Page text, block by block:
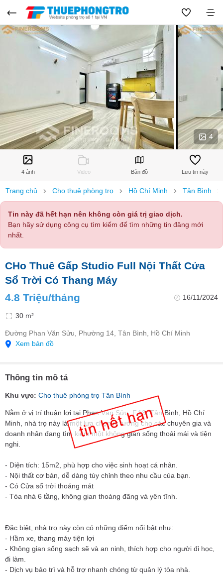
4
4 ảnh Video Bản đồ Lưu tin này
Trang chủ Cho thuê phòng trọ Hồ Chí Minh Tân Bình
Tin này đã hết hạn nên không còn giá trị giao dịch.
Bạn hãy sử dụng công cụ tìm kiếm để tìm những tin đăng mới
nhất.
CHo Thuê Gấp Studio Full Nội Thất Cửa
Sổ Trời Có Thang Máy
4.8 Triệu/tháng
16/11/2024
30 m²
Đường Phan Văn Sửu, Phường 14, Tân Bình, Hồ Chí Minh
Xem bản đồ
Thông tin mô tả
Khu vực: Cho thuê phòng trọ Tân Bình
Nằm ở vị trí thuận lợi tại Phan Văn Sửu, F.13, Tân Bình, Hồ Chí
Minh, nhà trọ này là một lựa chọn lý tưởng cho các chuyên gia và
doanh nhân đang tìm kiếm một không gian sống thoải mái và tiện
nghi.
- Diện tích: 15m2, phù hợp cho việc sinh hoạt cá nhân.
- Nội thất cơ bản, dễ dàng tùy chỉnh theo nhu cầu của bạn.
- Có Cửa sổ trời thoáng mát
- Tòa nhà 6 tầng, không gian thoáng đãng và yên tĩnh.
Đặc biệt, nhà trọ này còn có những điểm nổi bật như:
- Hầm xe, thang máy tiện lợi
- Không gian sống sạch sẽ và an ninh, thích hợp cho người đi học,
đi làm.
- Dịch vụ bảo trì và hỗ trợ nhanh chóng từ quản lý tòa nhà.